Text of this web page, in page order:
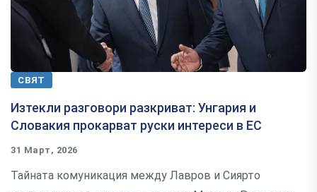
СВЯТ
Изтекли разговори разкриват: Унгария и
Словакия прокарват руски интереси в ЕС
31 Март, 2026
Тайната комуникация между Лавров и Сиярто